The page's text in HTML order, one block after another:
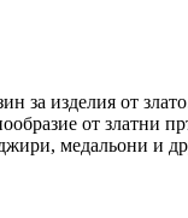
за изделия от
от златни
медальони и